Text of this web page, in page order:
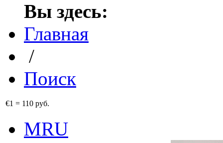
Вы здесь:
Главная
/
Поиск
€1 = 110 руб.
MRU